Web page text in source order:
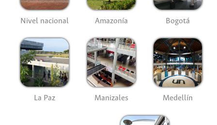
Nivel nacional Amazonía Bogotá
La Paz Manizales Medellín